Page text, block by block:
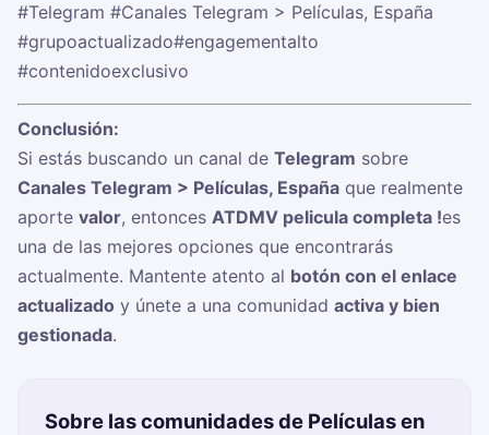
#Telegram #Canales Telegram > Películas, España
#grupoactualizado#engagementalto
#contenidoexclusivo
Conclusión:
Si estás buscando un canal de Telegram sobre
Canales Telegram > Películas, España que realmente
aporte valor, entonces ATDMV pelicula completa !es
una de las mejores opciones que encontrarás
actualmente. Mantente atento al botón con el enlace
actualizado y únete a una comunidad activa y bien
gestionada.
Sobre las comunidades de Películas en